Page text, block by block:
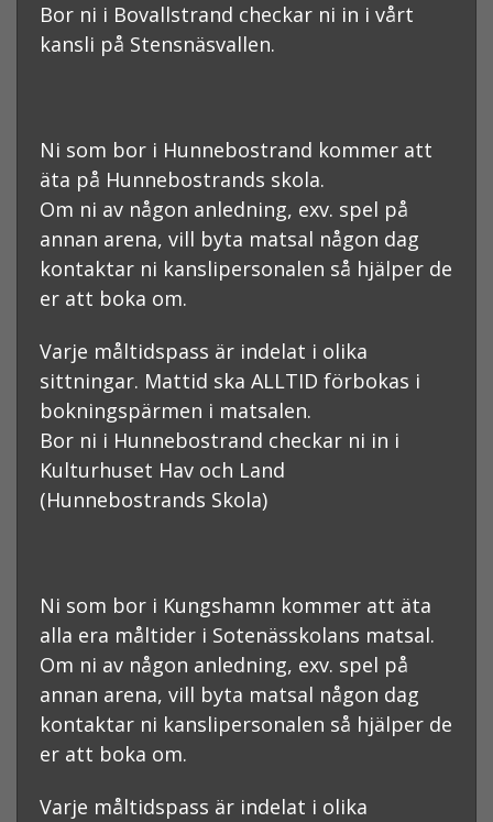
Bor ni i Bovallstrand checkar ni in i vårt
kansli på Stensnäsvallen.
Ni som bor i Hunnebostrand kommer att
äta på Hunnebostrands skola.
Om ni av någon anledning, exv. spel på
annan arena, vill byta matsal någon dag
kontaktar ni kanslipersonalen så hjälper de
er att boka om.
Varje måltidspass är indelat i olika
sittningar. Mattid ska ALLTID förbokas i
bokningspärmen i matsalen.
Bor ni i Hunnebostrand checkar ni in i
Kulturhuset Hav och Land
(Hunnebostrands Skola)
Ni som bor i Kungshamn kommer att äta
alla era måltider i Sotenässkolans matsal.
Om ni av någon anledning, exv. spel på
annan arena, vill byta matsal någon dag
kontaktar ni kanslipersonalen så hjälper de
er att boka om.
Varje måltidspass är indelat i olika